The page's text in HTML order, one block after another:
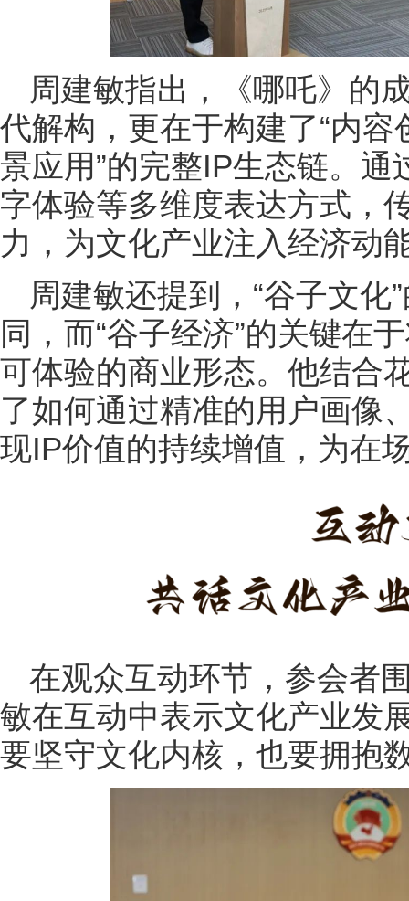
周建敏指出，《哪吒》的
代解构，更在于构建了“内
景应用”的完整IP生态链。
字体验等多维度表达方式，
力，为文化产业注入经济动
周建敏还提到，“谷子文
同，而“谷子经济”的关键在
可体验的商业形态。他结合
了如何通过精准的用户画像
现IP价值的持续增值，为在
在观众互动环节，参会者
敏在互动中表示文化产业发
要坚守文化内核，也要拥抱